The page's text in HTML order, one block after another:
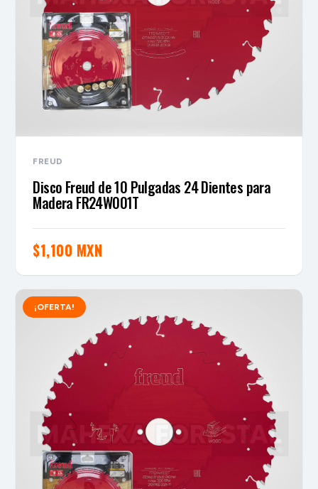
FREUD
Disco Freud de 10 Pulgadas 24 Dientes para
Madera FR24W001T
$1,100 MXN
¡OFERTA!